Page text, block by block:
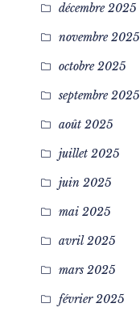
décembre 2025
novembre 2025
octobre 2025
septembre 2025
août 2025
juillet 2025
juin 2025
mai 2025
avril 2025
mars 2025
février 2025